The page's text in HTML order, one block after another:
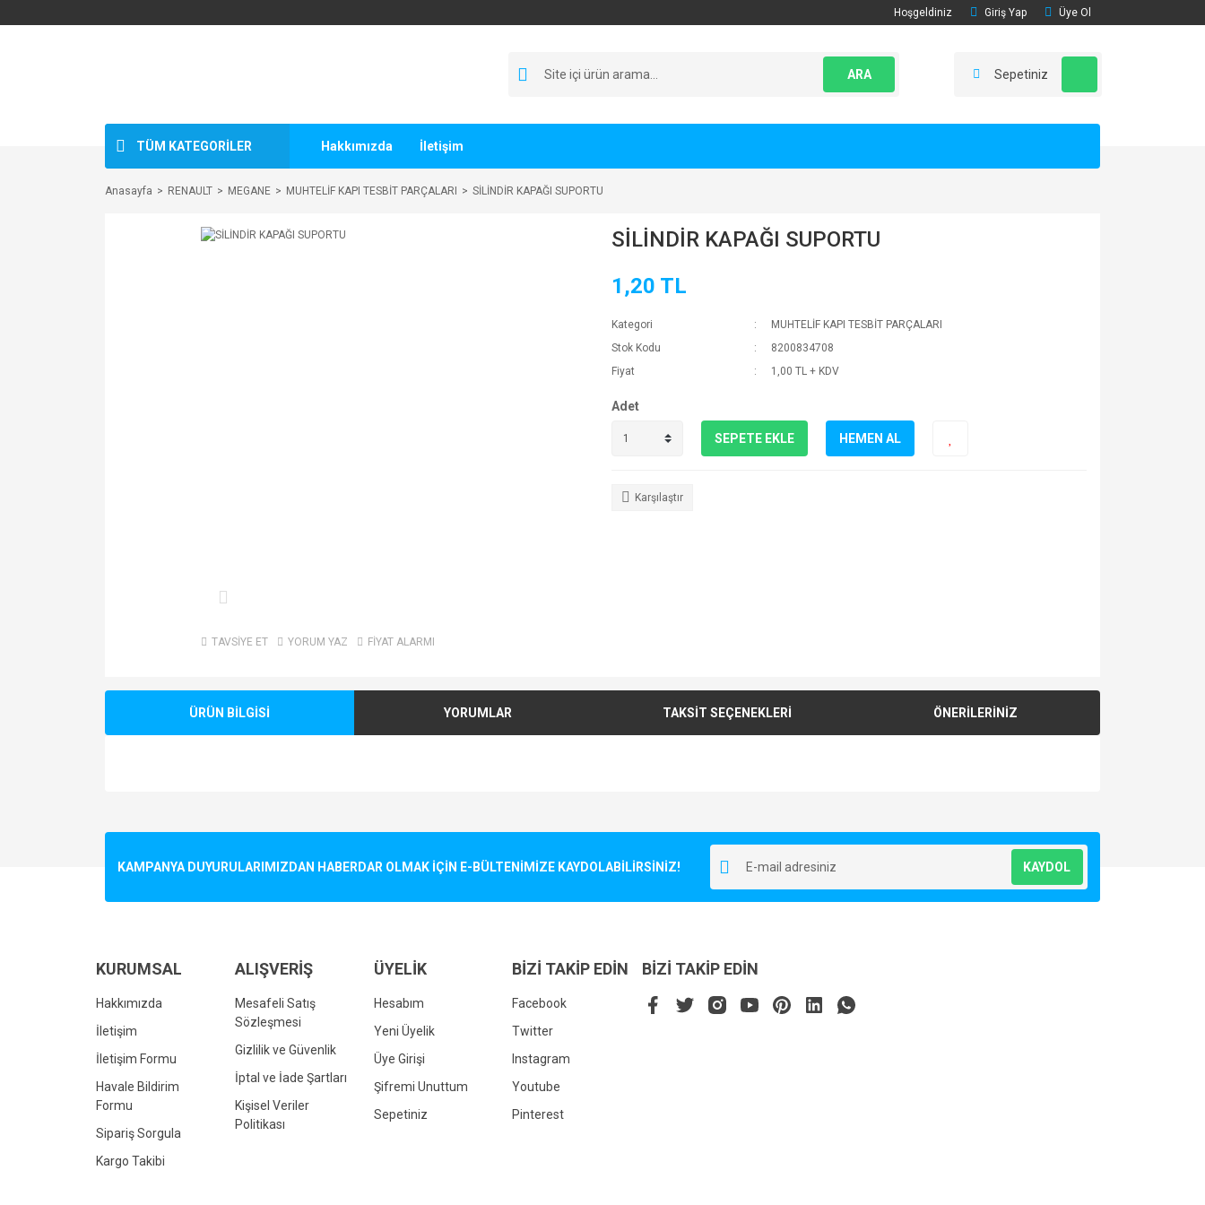
Hoşgeldiniz Giriş Yap Üye Ol
ARA Sepetiniz
TÜM KATEGORİLER Hakkımızda İletişim
Anasayfa RENAULT MEGANE MUHTELİF KAPI TESBİT PARÇALARI SİLİNDİR KAPAĞI SUPORTU
TAVSİYE ET YORUM YAZ FİYAT ALARMI
SİLİNDİR KAPAĞI SUPORTU
1,20 TL
Kategori
MUHTELİF KAPI TESBİT PARÇALARI
Stok Kodu
8200834708
Fiyat
1,00 TL + KDV
Adet
SEPETE EKLE HEMEN AL
Karşılaştır
ÜRÜN BİLGİSİ YORUMLAR TAKSİT SEÇENEKLERİ ÖNERİLERİNİZ
Ürün resmi kalitesiz, bozuk veya görüntülenemiyor.
Bu ürüne benzer farklı alternatifler olmalı.
KAMPANYA DUYURULARIMIZDAN HABERDAR OLMAK İÇİN E-BÜLTENİMİZE KAYDOLABİLİRSİNİZ! KAYDOL
KURUMSAL
Hakkımızda
İletişim
İletişim Formu
Havale Bildirim
Formu
Sipariş Sorgula
Kargo Takibi
ALIŞVERİŞ
Mesafeli Satış
Sözleşmesi
Gizlilik ve Güvenlik
İptal ve İade Şartları
Kişisel Veriler
Politikası
ÜYELİK
Hesabım
Yeni Üyelik
Üye Girişi
Şifremi Unuttum
Sepetiniz
BİZİ TAKİP EDİN
Facebook
Twitter
Instagram
Youtube
Pinterest
BİZİ TAKİP EDİN